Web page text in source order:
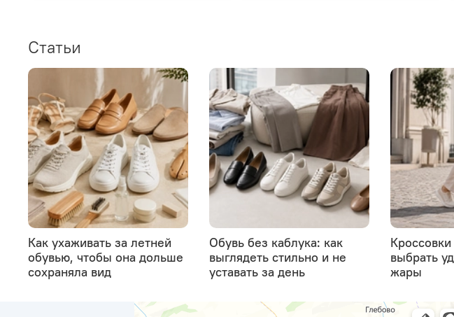
Статьи
Как ухаживать за летней
обувью, чтобы она дольше
сохраняла вид
Обувь без каблука: как
выглядеть стильно и не
уставать за день
выбрать
жары